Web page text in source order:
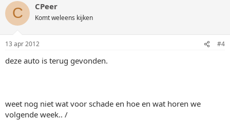
C CPeer
Komt weleens kijken
13 apr 2012 #4
deze auto is terug gevonden.
weet nog niet wat voor schade en hoe en wat horen we
volgende week.. /